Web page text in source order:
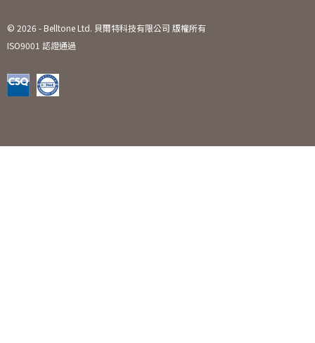
© 2026 - Belltone Ltd. 貝爾特科技有限公司 版權所有
ISO9001 認證通過